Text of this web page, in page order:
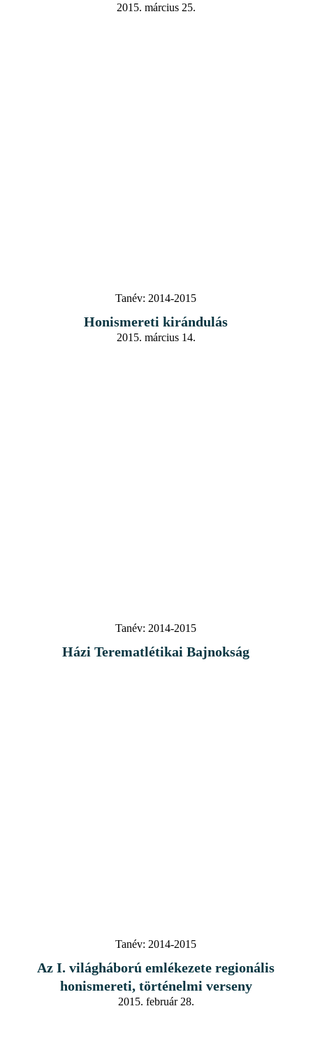
2015. március 25.
Tanév: 2014-2015
Honismereti kirándulás
2015. március 14.
Tanév: 2014-2015
Házi Terematlétikai Bajnokság
Tanév: 2014-2015
Az I. világháború emlékezete regionális
honismereti, történelmi verseny
2015. február 28.